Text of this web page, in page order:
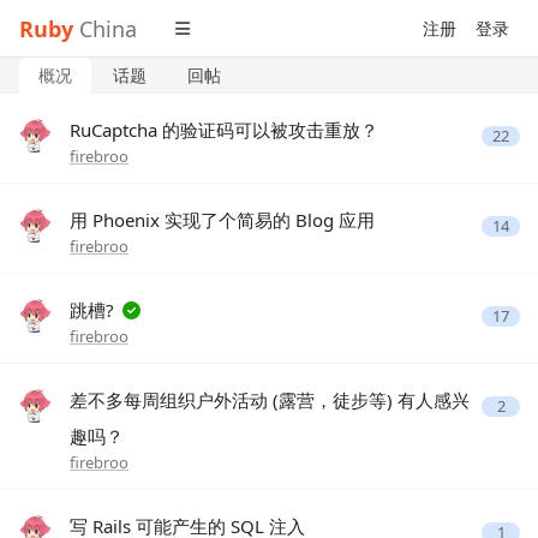
Ruby China 注册 登录
概况 话题 回帖
RuCaptcha 的验证码可以被攻击重放？
firebroo
22
用 Phoenix 实现了个简易的 Blog 应用
firebroo
14
跳槽?
firebroo
17
差不多每周组织户外活动 (露营，徒步等) 有人感兴
趣吗？
firebroo
2
写 Rails 可能产生的 SQL 注入 1